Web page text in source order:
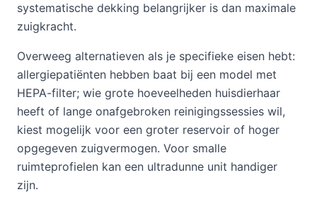
systematische dekking belangrijker is dan maximale
zuigkracht.
Overweeg alternatieven als je specifieke eisen hebt:
allergiepatiënten hebben baat bij een model met
HEPA-filter; wie grote hoeveelheden huisdierhaar
heeft of lange onafgebroken reinigingssessies wil,
kiest mogelijk voor een groter reservoir of hoger
opgegeven zuigvermogen. Voor smalle
ruimteprofielen kan een ultradunne unit handiger
zijn.